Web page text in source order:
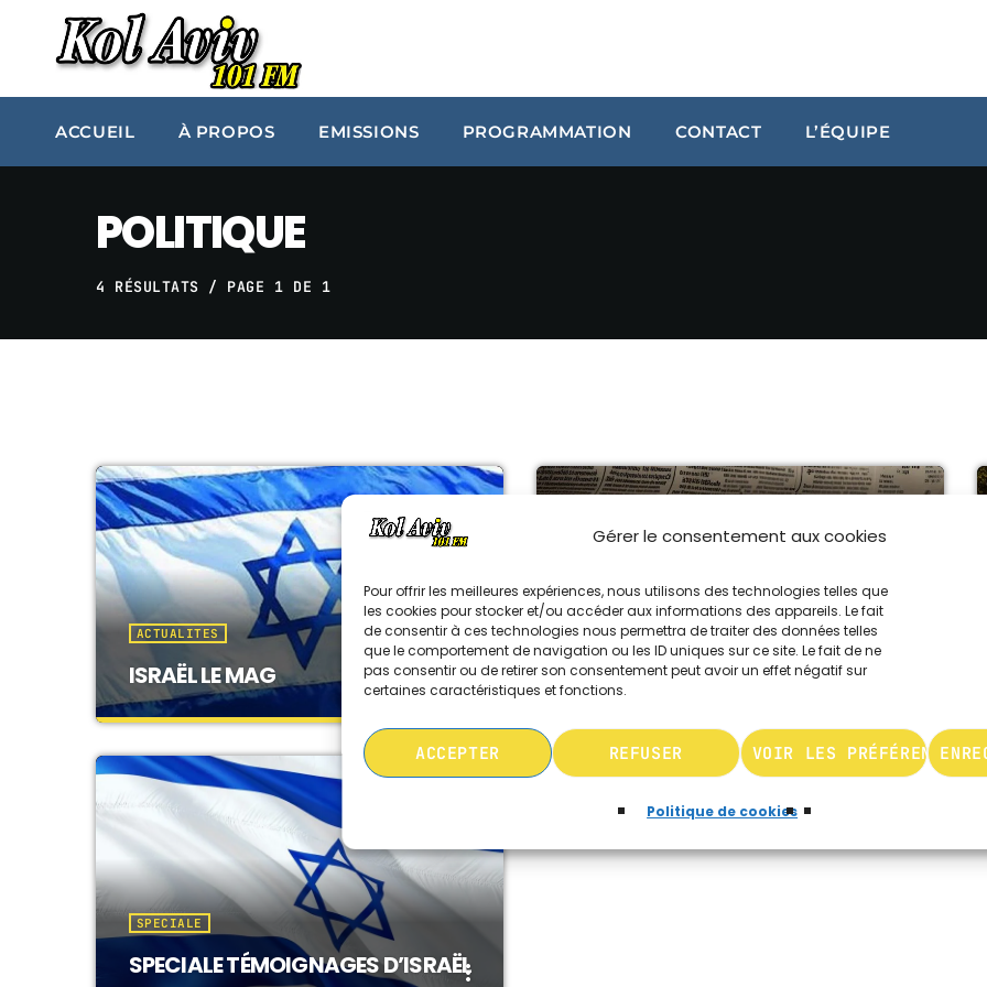
Gérer le consentement aux cookies
Pour offrir les meilleures expériences, nous utilisons des technologies telles que
les cookies pour stocker et/ou accéder aux informations des appareils. Le fait
de consentir à ces technologies nous permettra de traiter des données telles
que le comportement de navigation ou les ID uniques sur ce site. Le fait de ne
pas consentir ou de retirer son consentement peut avoir un effet négatif sur
certaines caractéristiques et fonctions.
ACCEPTER REFUSER VOIR LES PRÉFÉRENCES
Politique de cookies
ACCUEIL À PROPOS EMISSIONS PROGRAMMATION CONTACT L’ÉQUIPE
ARCHIVES
UPCOMING SHOWS
MUSIQUE CHABBATIQUE
MUSIQUE CHABBATIQUE
09:00 - 12:00
MUSIQUE CHABBATIQUE
POLITIQUE
4 RÉSULTATS / PAGE 1 DE 1
ACTUALITES
ISRAËL LE MAG more_vert
ISRAËL LE MAG
Actualité israélienne et internationale
décryptée par des spécialistes en direct
vidéo sur YouTube, présentée par Serge et
Haïm
close
ACTUALITES
RENÉ EN TOUTE LIBERTÉ
RENÉ EN TOUTE LIBERTÉ
close
SPECIALE
SPECIALE TÉMOIGNAGES D’ISRAËL
more_vert